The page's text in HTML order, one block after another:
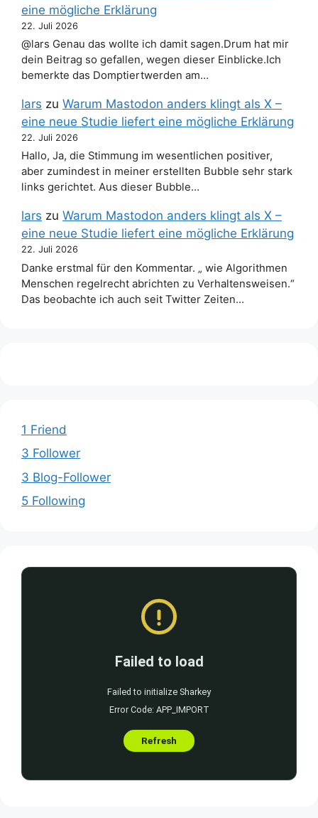
eine mögliche Erklärung
22. Juli 2026
@lars Genau das wollte ich damit sagen.Drum hat mir
dein Beitrag so gefallen, wegen dieser Einblicke.Ich
bemerkte das Domptiertwerden am…
lars zu Warum Mastodon anders klingt als X –
eine neue Studie liefert eine mögliche Erklärung
22. Juli 2026
Hallo, Ja, die Stimmung im wesentlichen positiver,
aber zumindest in meiner erstellten Bubble sehr stark
links gerichtet. Aus dieser Bubble…
lars zu Warum Mastodon anders klingt als X –
eine neue Studie liefert eine mögliche Erklärung
22. Juli 2026
Danke erstmal für den Kommentar. „ wie Algorithmen
Menschen regelrecht abrichten zu Verhaltensweisen.“
Das beobachte ich auch seit Twitter Zeiten…
1 Friend
3 Follower
3 Blog-Follower
5 Following